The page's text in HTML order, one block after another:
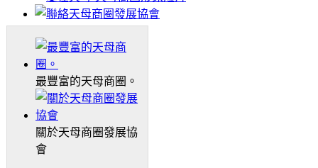
最豐富的天母商圈。
關於天母商圈發展協
會